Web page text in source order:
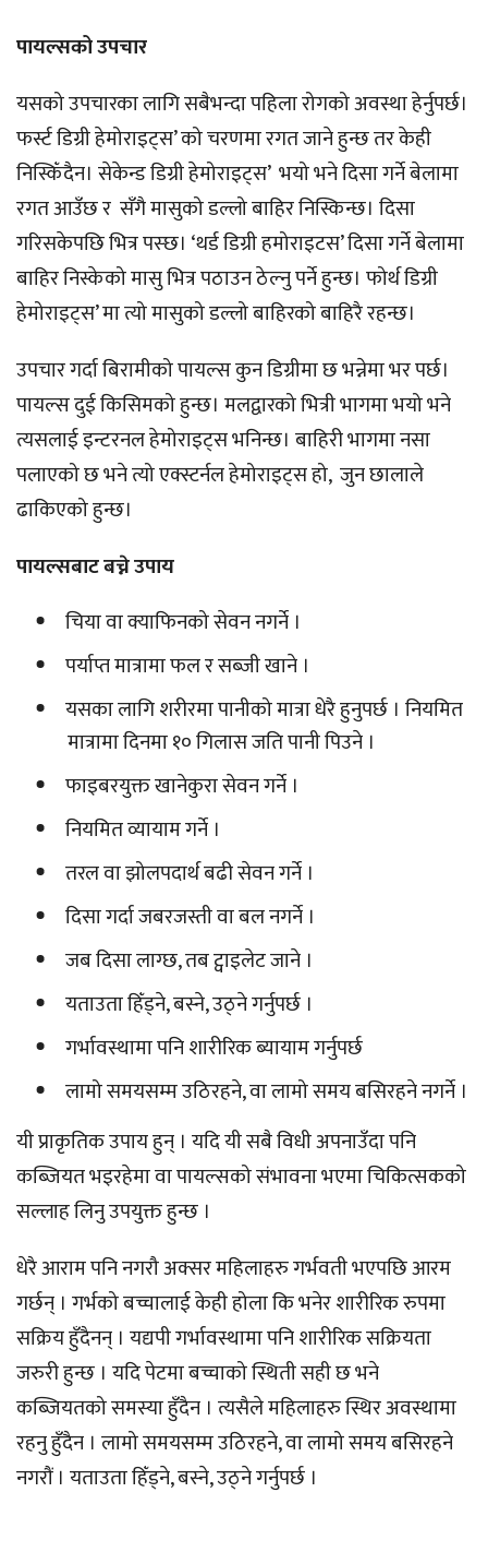
पायल्सको उपचार
यसको उपचारका लागि सबैभन्दा पहिला रोगको अवस्था हेर्नुपर्छ।
फर्स्ट डिग्री हेमोराइट्स’ को चरणमा रगत जाने हुन्छ तर केही
निस्किँदैन। सेकेन्ड डिग्री हेमोराइट्स’ भयो भने दिसा गर्ने बेलामा
रगत आउँछ र सँगै मासुको डल्लो बाहिर निस्किन्छ। दिसा
गरिसकेपछि भित्र पस्छ। ‘थर्ड डिग्री हमोराइटस’ दिसा गर्ने बेलामा
बाहिर निस्केको मासु भित्र पठाउन ठेल्नु पर्ने हुन्छ। फोर्थ डिग्री
हेमोराइट्स’ मा त्यो मासुको डल्लो बाहिरको बाहिरै रहन्छ।
उपचार गर्दा बिरामीको पायल्स कुन डिग्रीमा छ भन्नेमा भर पर्छ।
पायल्स दुई किसिमको हुन्छ। मलद्वारको भित्री भागमा भयो भने
त्यसलाई इन्टरनल हेमोराइट्स भनिन्छ। बाहिरी भागमा नसा
पलाएको छ भने त्यो एक्स्टर्नल हेमोराइट्स हो, जुन छालाले
ढाकिएको हुन्छ।
पायल्सबाट बच्ने उपाय
चिया वा क्याफिनको सेवन नगर्ने ।
पर्याप्त मात्रामा फल र सब्जी खाने ।
यसका लागि शरीरमा पानीको मात्रा धेरै हुनुपर्छ । नियमित
मात्रामा दिनमा १० गिलास जति पानी पिउने ।
फाइबरयुक्त खानेकुरा सेवन गर्ने ।
नियमित व्यायाम गर्ने ।
तरल वा झोलपदार्थ बढी सेवन गर्ने ।
दिसा गर्दा जबरजस्ती वा बल नगर्ने ।
जब दिसा लाग्छ, तब ट्वाइलेट जाने ।
यताउता हिँड्ने, बस्ने, उठ्ने गर्नुपर्छ ।
गर्भावस्थामा पनि शारीरिक ब्यायाम गर्नुपर्छ
लामो समयसम्म उठिरहने, वा लामो समय बसिरहने नगर्ने ।
यी प्राकृतिक उपाय हुन् । यदि यी सबै विधी अपनाउँदा पनि
कब्जियत भइरहेमा वा पायल्सको संभावना भएमा चिकित्सकको
सल्लाह लिनु उपयुक्त हुन्छ ।
धेरै आराम पनि नगरौ अक्सर महिलाहरु गर्भवती भएपछि आरम
गर्छन् । गर्भको बच्चालाई केही होला कि भनेर शारीरिक रुपमा
सक्रिय हुँदैनन् । यद्यपी गर्भावस्थामा पनि शारीरिक सक्रियता
जरुरी हुन्छ । यदि पेटमा बच्चाको स्थिती सही छ भने
कब्जियतको समस्या हुँदैन । त्यसैले महिलाहरु स्थिर अवस्थामा
रहनु हुँदैन । लामो समयसम्म उठिरहने, वा लामो समय बसिरहने
नगरौं । यताउता हिँड्ने, बस्ने, उठ्ने गर्नुपर्छ ।